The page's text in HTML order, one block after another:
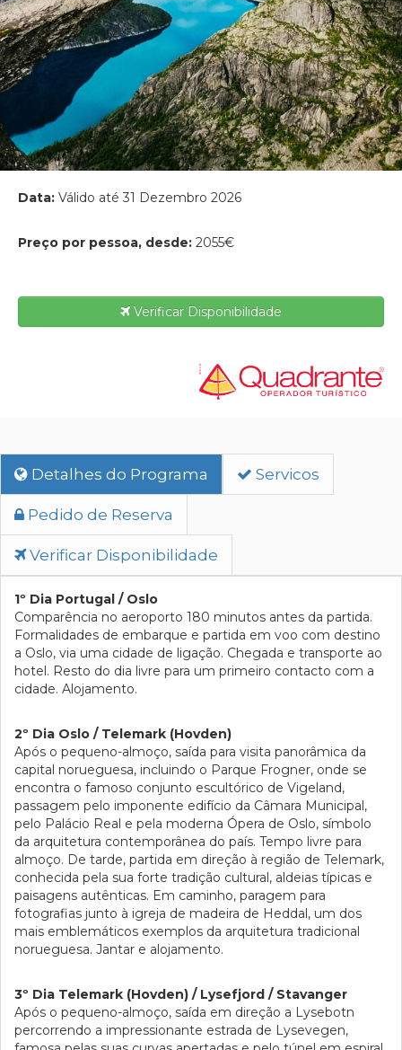
Data: Válido até 31 Dezembro 2026
Preço por pessoa, desde: 2055€
Verificar Disponibilidade
Detalhes do Programa Servicos
Pedido de Reserva
Verificar Disponibilidade
1º Dia Portugal / Oslo
Comparência no aeroporto 180 minutos antes da partida.
Formalidades de embarque e partida em voo com destino
a Oslo, via uma cidade de ligação. Chegada e transporte ao
hotel. Resto do dia livre para um primeiro contacto com a
cidade. Alojamento.
2º Dia Oslo / Telemark (Hovden)
Após o pequeno-almoço, saída para visita panorâmica da
capital norueguesa, incluindo o Parque Frogner, onde se
encontra o famoso conjunto escultórico de Vigeland,
passagem pelo imponente edifício da Câmara Municipal,
pelo Palácio Real e pela moderna Ópera de Oslo, símbolo
da arquitetura contemporânea do país. Tempo livre para
almoço. De tarde, partida em direção à região de Telemark,
conhecida pela sua forte tradição cultural, aldeias típicas e
paisagens autênticas. Em caminho, paragem para
fotografias junto à igreja de madeira de Heddal, um dos
mais emblemáticos exemplos da arquitetura tradicional
norueguesa. Jantar e alojamento.
3º Dia Telemark (Hovden) / Lysefjord / Stavanger
Após o pequeno-almoço, saída em direção a Lysebotn
percorrendo a impressionante estrada de Lysevegen,